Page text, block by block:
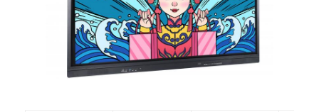
wechselwirkendes whiteboard ir
wechselwirkendes Infrarotwhiteboard
Wechselwirkender Flachbildschirm